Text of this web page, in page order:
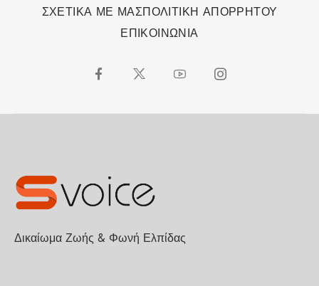
ΣΧΕΤΙΚΑ ΜΕ ΜΑΣΠΟΛΙΤΙΚΗ ΑΠΟΡΡΗΤΟΥ
ΕΠΙΚΟΙΝΩΝΙΑ
Δικαίωμα Ζωής & Φωνή Ελπίδας